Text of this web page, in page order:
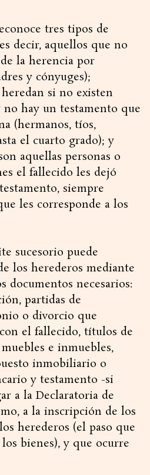
tres tipos de
decir, aquellos que no
la herencia por
y cónyuges);
si no existen
no hay un testamento que
(hermanos, tíos,
el cuarto grado); y
aquellas personas o
el fallecido les dejó
siempre
les corresponde a los
sucesorio puede
los herederos mediante
documentos necesarios:
partidas de
o divorcio que
el fallecido, títulos de
e inmuebles,
inmobiliario o
y testamento -si
a la Declaratoria de
a la inscripción de los
herederos (el paso que
bienes), y que ocurre